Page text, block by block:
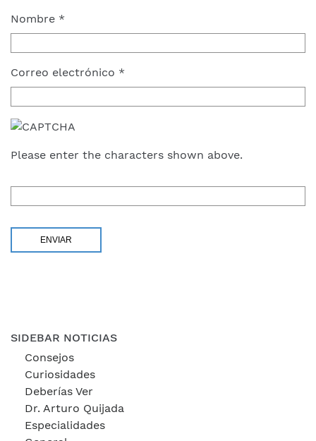
Nombre *
Correo electrónico *
Please enter the characters shown above.
SIDEBAR NOTICIAS
Consejos
Curiosidades
Deberías Ver
Dr. Arturo Quijada
Especialidades